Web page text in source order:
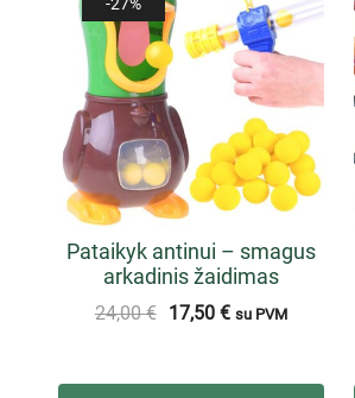
-27%
Pataikyk antinui – smagus
arkadinis žaidimas
24,00€ 17,50 € su PVM